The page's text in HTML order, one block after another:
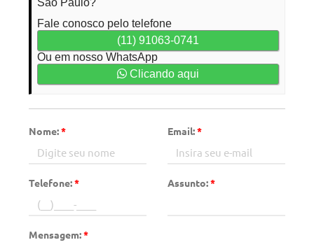
São Paulo?
Fale conosco pelo telefone
(11) 91063-0741
Ou em nosso WhatsApp
Clicando aqui
Nome:* Email:*
Telefone:* Assunto:*
Mensagem:*